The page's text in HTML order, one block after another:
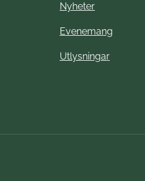
Nyheter
Evenemang
Utlysningar